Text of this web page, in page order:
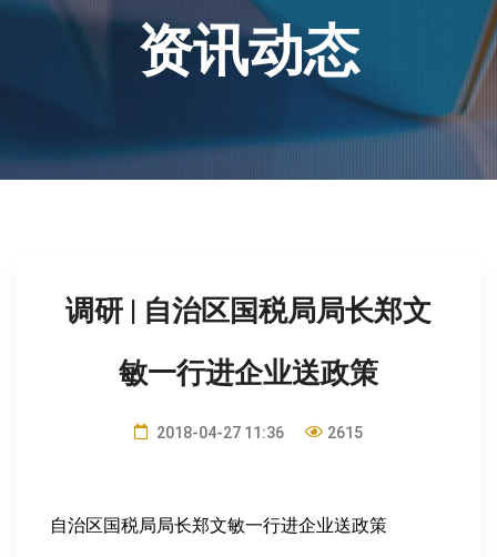
资讯动态
调研 | 自治区国税局局长郑文
敏一行进企业送政策
2018-04-27 11:36 2615
自治区国税局局长郑文敏一行进企业送政策